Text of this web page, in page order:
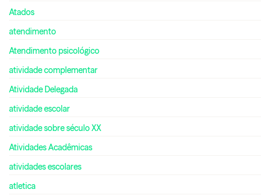
Atados
atendimento
Atendimento psicológico
atividade complementar
Atividade Delegada
atividade escolar
atividade sobre século XX
Atividades Acadêmicas
atividades escolares
atletica